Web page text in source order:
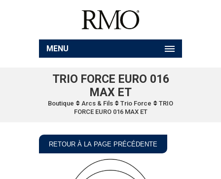
MENU
TRIO FORCE EURO 016
MAX ET
Boutique Arcs & Fils Trio Force
TRIO
FORCE EURO 016 MAX ET
RETOUR À LA PAGE PRÉCÉDENTE